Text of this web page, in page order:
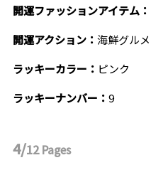
開運ファッションアイテム：
開運アクション： 海鮮グルメ
ラッキーカラー： ピンク
ラッキーナンバー： 9
4/12Pages